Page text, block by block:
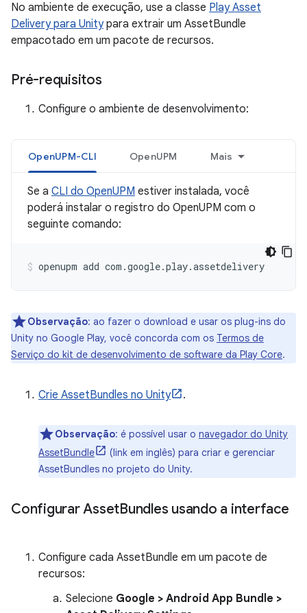
No ambiente de execução, use a classe Play Asset
Delivery para Unitypara extrair um AssetBundle
empacotado em um pacote de recursos.
Pré-requisitos
Configure o ambiente de desenvolvimento:
OpenUPM-CLI OpenUPM Mais
Se a CLI do OpenUPM estiver instalada, você
poderá instalar o registro do OpenUPM com o
seguinte comando:
openupm add com.google.play.assetdelivery
Observação: ao fazer o download e usar os plug-ins do
Unity no Google Play, você concorda com os Termos de
Serviço do kit de desenvolvimento de software da Play Core.
Crie AssetBundles no Unity .
Observação: é possível usar o navegador do Unity
AssetBundle
(link em inglês) para criar e gerenciar
AssetBundles no projeto do Unity.
Configurar AssetBundles usando a interface
Configure cada AssetBundle em um pacote de
recursos:
Selecione Google > Android App Bundle >